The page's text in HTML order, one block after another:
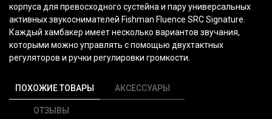
корпуса для превосходного сустейна и пару универсальных
активных звукоснимателей Fishman Fluence SRC Signature.
Каждый хамбакер имеет несколько вариантов звучания,
которыми можно управлять с помощью двухтактных
регуляторов и ручки регулировки громкости.
ПОХОЖИЕ ТОВАРЫ АКСЕССУАРЫ
ОТЗЫВЫ